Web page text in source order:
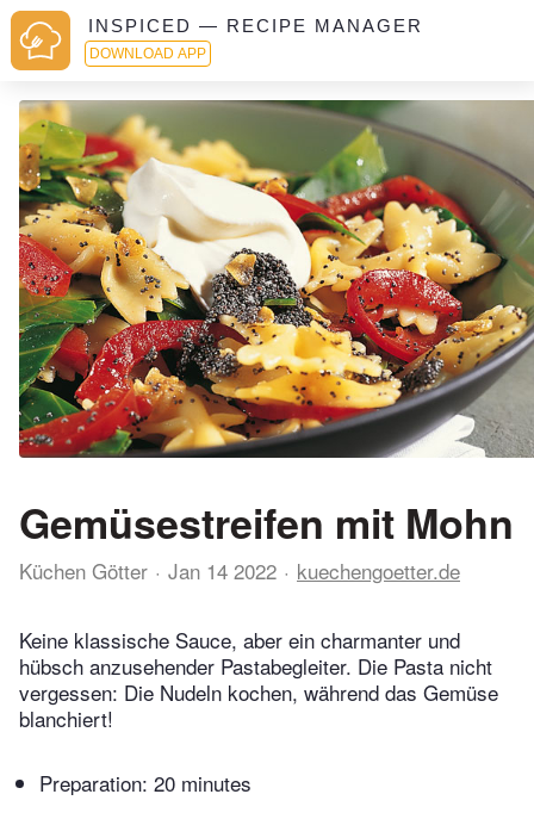
INSPICED — RECIPE MANAGER
DOWNLOAD APP
Gemüsestreifen mit Mohn
Küchen Götter Jan 14 2022 kuechengoetter.de
Keine klassische Sauce, aber ein charmanter und
hübsch anzusehender Pastabegleiter. Die Pasta nicht
vergessen: Die Nudeln kochen, während das Gemüse
blanchiert!
Preparation: 20 minutes